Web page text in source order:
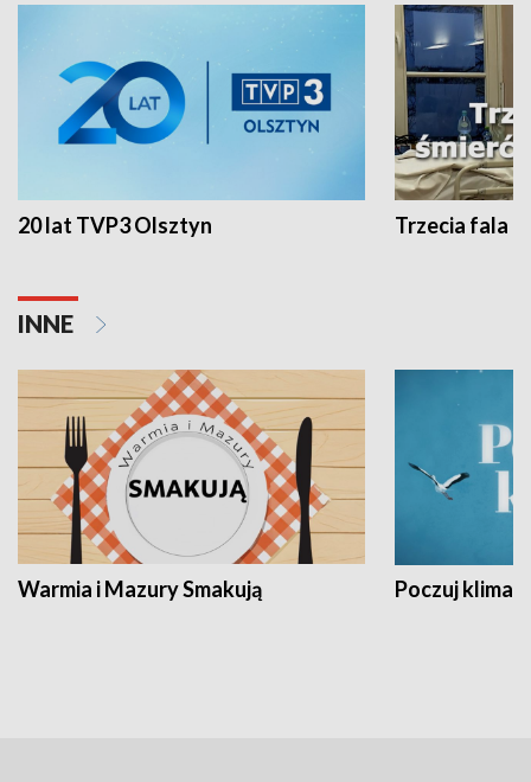
20 lat TVP3 Olsztyn Trzecia fala -
INNE
Warmia i Mazury Smakują Poczuj klimat